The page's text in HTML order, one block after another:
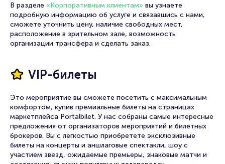
В разделе «Корпоративным клиентам» вы узнаете
подробную информацию об услуге и связавшись с нами,
сможете уточнить цену, наличие свободных мест,
расположение в зрительном зале, возможность
организации трансфера и сделать заказ.
VIP-билеты
Это мероприятие вы сможете посетить с максимальным
комфортом, купив премиальные билеты на страницах
маркетплейса Portalbilet. У нас собраны самые интересные
предложения от организаторов мероприятий и билетных
брокеров. Вы с легкостью приобретете эксклюзивные
билеты на концерты и аншлаговые спектакли, шоу с
участием звезд, ожидаемые премьеры, знаковые матчи и